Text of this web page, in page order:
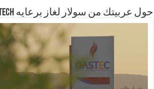
حول عربيتك من سولار لغاز برعايه GASTECH